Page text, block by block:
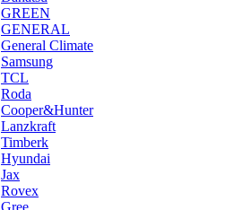
GREEN
GENERAL
General Climate
Samsung
TCL
Roda
Cooper&Hunter
Lanzkraft
Timberk
Hyundai
Jax
Rovex
Gree